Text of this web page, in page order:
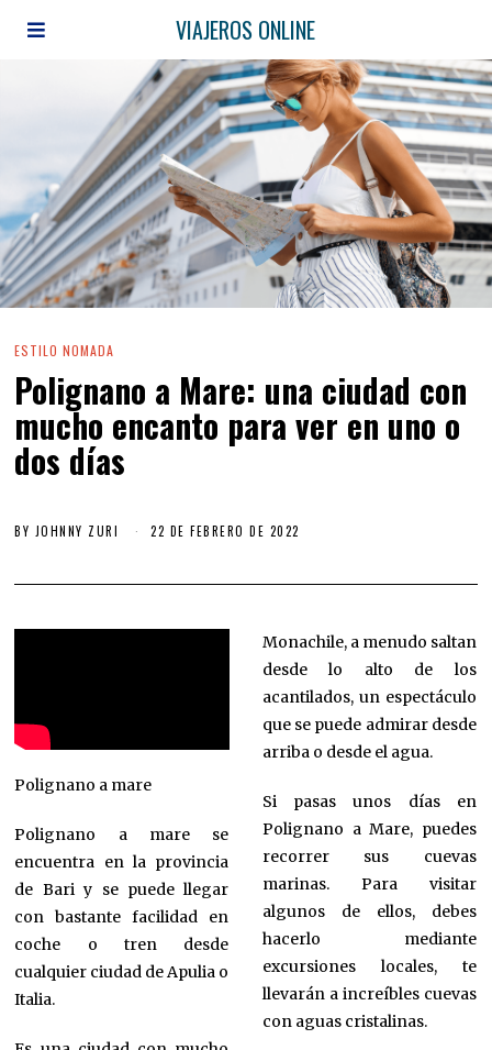
VIAJEROS ONLINE
ESTILO NOMADA
Polignano a Mare: una ciudad con
mucho encanto para ver en uno o
dos días
BY JOHNNY ZURI 22 DE FEBRERO DE 2022
Polignano a mare
Polignano a mare se
encuentra en la provincia
de Bari y se puede llegar
con bastante facilidad en
coche o tren desde
cualquier ciudad de Apulia o
Italia.
Monachile, a menudo saltan
desde lo alto de los
acantilados, un espectáculo
que se puede admirar desde
arriba o desde el agua.
Si pasas unos días en
Polignano a Mare, puedes
recorrer sus cuevas
marinas. Para visitar
algunos de ellos, debes
hacerlo mediante
excursiones locales, te
llevarán a increíbles cuevas
con aguas cristalinas.